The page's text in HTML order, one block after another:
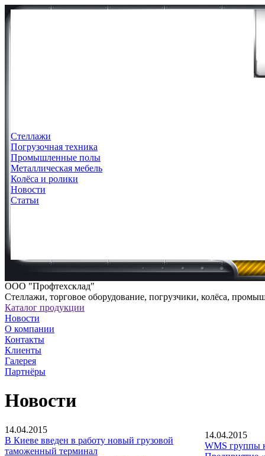
Стеллажи
Погрузочная техника
Промышленные полы
Металлическая мебель
Колёса и ролики
Новости
Статьи
ООО "Профтехсклад"
Cтеллажи, торговое оборудование, погрузчики, колёса,
Каталог продукции
Новости
О компании
Контакты
Клиенты
Галерея
Партнёры
Новости
14.04.2015
В Киеве введен в работу новый грузовой
таможенный терминал
14.04.2015
WMS группы